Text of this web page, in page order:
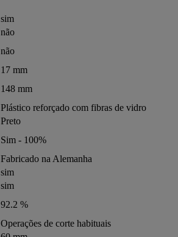
sim
não
não
17 mm
148 mm
Plástico reforçado com fibras de vidro
Preto
Sim - 100%
Fabricado na Alemanha
sim
sim
92.2 %
Operações de corte habituais